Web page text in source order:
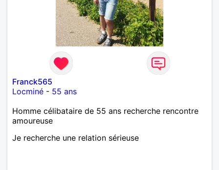
Franck565
Locminé - 55 ans
Homme célibataire de 55 ans recherche rencontre
amoureuse
Je recherche une relation sérieuse